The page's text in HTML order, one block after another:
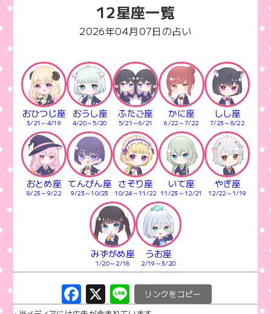
b
o
o
k
Li
n
k
12星座一覧
2026年04月07日の占い
おひつじ座
3/21～4/19
おうし座
4/20～5/20
ふたご座
5/21～6/21
かに座
6/22～7/22
しし座
7/23～8/22
おとめ座
8/23～9/22
てんびん座
9/23～10/23
さそり座
10/24～11/22
いて座
11/23～12/21
やぎ座
12/22～1/19
みずがめ座
1/20～2/18
うお座
2/19～3/20
F X Li C